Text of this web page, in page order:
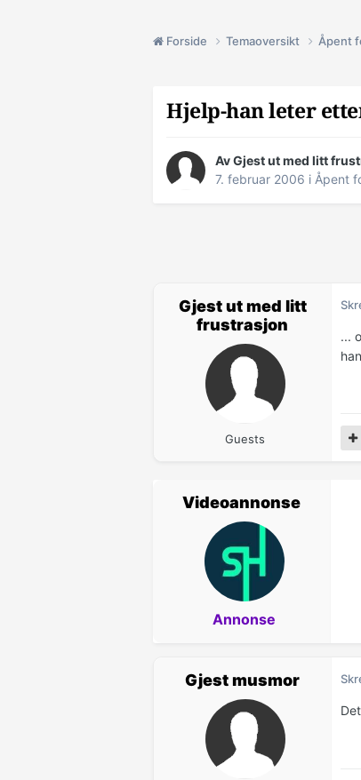
Forside Temaoversikt Åpent
Hjelp-han leter
Av Gjest ut med litt
7. februar 2006 i Åpent
Gjest ut med litt
frustrasjon
Guests
...
Videoannonse
Annonse
Gjest musmor